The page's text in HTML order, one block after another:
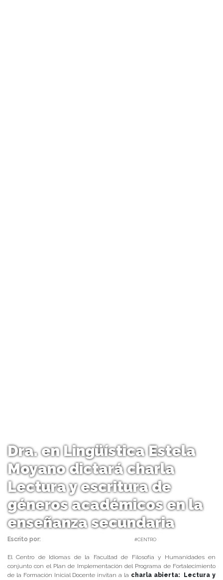
Dra. en Lingüística Estela
Moyano dictará charla
Lectura y escritura de
géneros académicos en la
enseñanza secundaria
Escrito por: #CENTRO
El Centro de Idiomas de la Facultad de Filosofía y Humanidades en
conjunto con el Plan de Implementación del Programa de Fortalecimiento
de la Formación Inicial Docente invitan a la charla abierta: Lectura y